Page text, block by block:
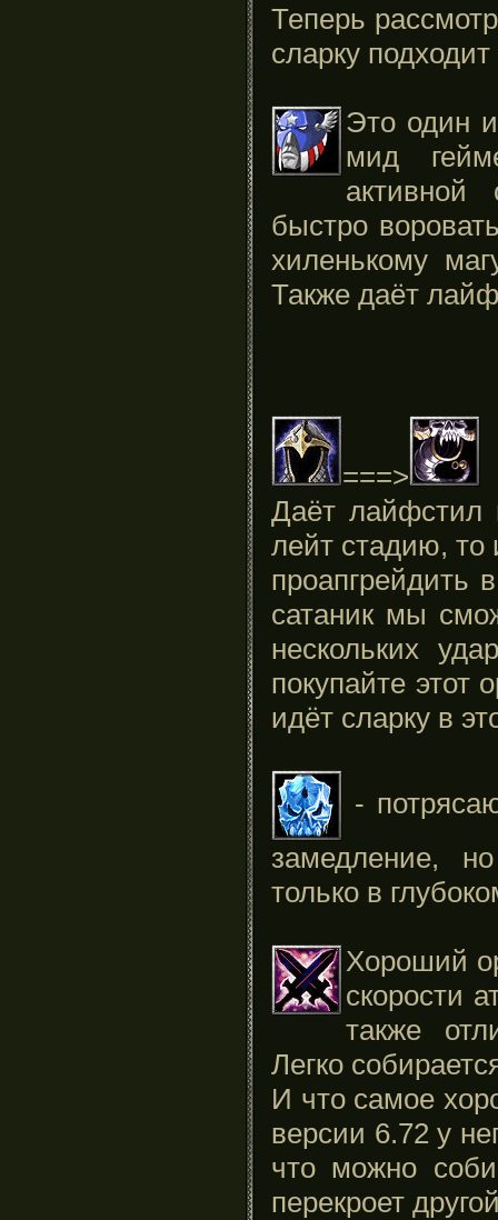
Теперь
сларку
Это один
мид
быстро
хиленькому
Также даёт
===>
Даёт лайфстил
лейт стадию, то
проапгрейдить
сатаник мы
нескольких
покупайте этот
идёт сларку в
-
замедление,
только в
Хороший
скорости
также
Легко
И что самое
версии 6.72 у
что можно
перекроет